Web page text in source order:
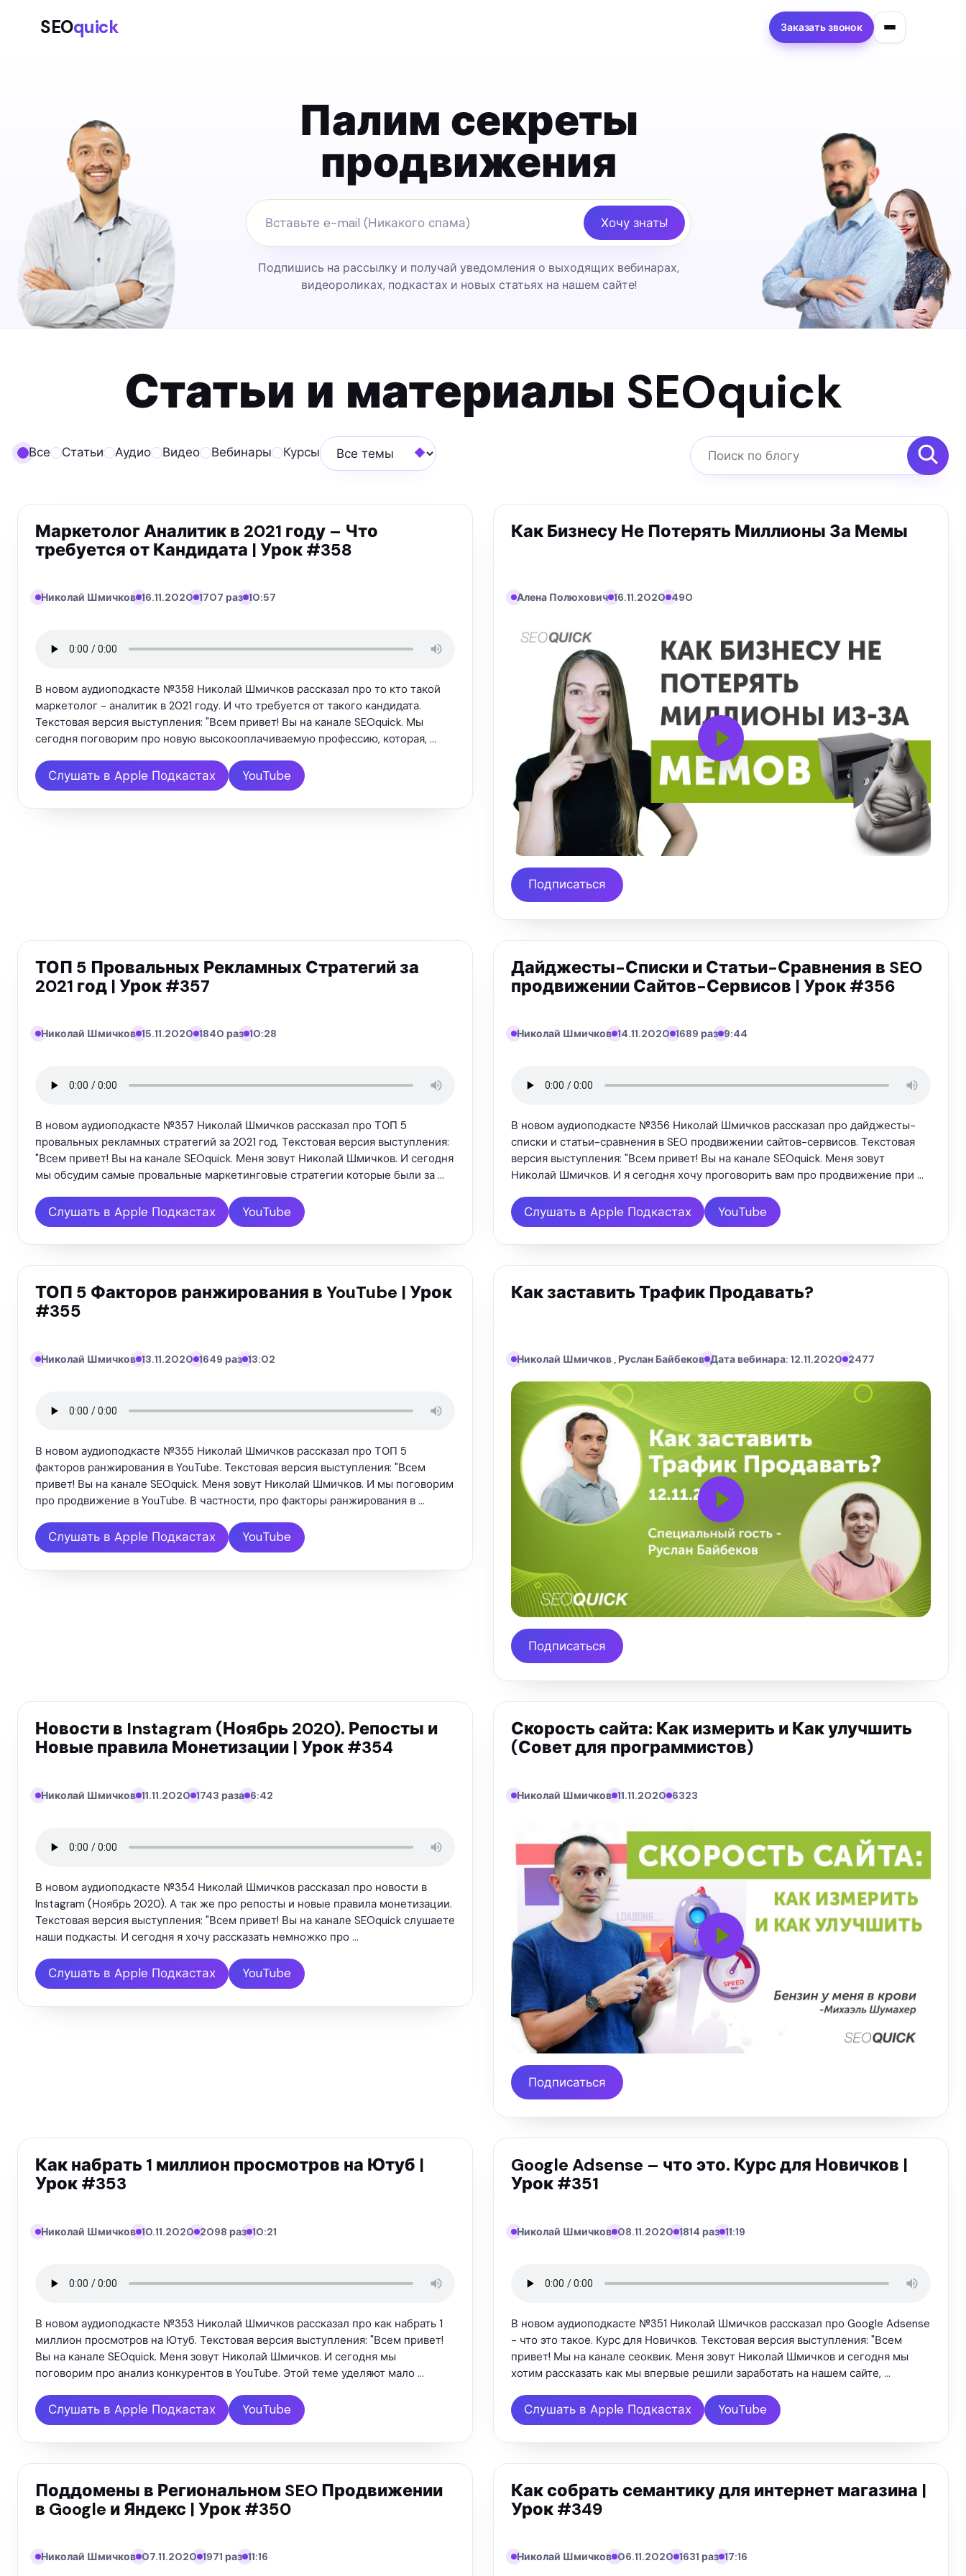
SEOquick Заказать звонок
Палим секреты
продвижения
Хочу знать!
Подпишись на рассылку и получай уведомления о выходящих вебинарах,
видеороликах, подкастах и новых статьях на нашем сайте!
Статьи и материалы SEOquick
Все Статьи Аудио Видео Вебинары Курсы
Все темы
Поиск по блогу
Маркетолог Аналитик в 2021 году – Что
требуется от Кандидата | Урок #358
Николай Шмичков 16.11.2020 1707 раз 10:57
В новом аудиоподкасте №358 Николай Шмичков рассказал про то кто такой
маркетолог - аналитик в 2021 году. И что требуется от такого кандидата.
Текстовая версия выступления: "Всем привет! Вы на канале SEOquick. Мы
сегодня поговорим про новую высокооплачиваемую профессию, которая, …
Слушать в Apple Подкастах YouTube
Как Бизнесу Не Потерять Миллионы За Мемы
Алена Полюхович 16.11.2020 490
Подписаться
ТОП 5 Провальных Рекламных Стратегий за
2021 год | Урок #357
Николай Шмичков 15.11.2020 1840 раз 10:28
В новом аудиоподкасте №357 Николай Шмичков рассказал про ТОП 5
провальных рекламных стратегий за 2021 год. Текстовая версия выступления:
"Всем привет! Вы на канале SEOquick. Меня зовут Николай Шмичков. И сегодня
мы обсудим самые провальные маркетинговые стратегии которые были за …
Слушать в Apple Подкастах YouTube
Дайджесты-Списки и Статьи-Сравнения в SEO
продвижении Сайтов-Сервисов | Урок #356
Николай Шмичков 14.11.2020 1689 раз 9:44
В новом аудиоподкасте №356 Николай Шмичков рассказал про дайджесты-
списки и статьи-сравнения в SEO продвижении сайтов-сервисов. Текстовая
версия выступления: "Всем привет! Вы на канале SEOquick. Меня зовут
Николай Шмичков. И я сегодня хочу проговорить вам про продвижение при …
Слушать в Apple Подкастах YouTube
ТОП 5 Факторов ранжирования в YouTube | Урок
#355
Николай Шмичков 13.11.2020 1649 раз 13:02
В новом аудиоподкасте №355 Николай Шмичков рассказал про ТОП 5
факторов ранжирования в YouTube. Текстовая версия выступления: "Всем
привет! Вы на канале SEOquick. Меня зовут Николай Шмичков. И мы поговорим
про продвижение в YouTube. В частности, про факторы ранжирования в …
Слушать в Apple Подкастах YouTube
Как заставить Трафик Продавать?
Николай Шмичков , Руслан Байбеков Дата вебинара: 12.11.2020 2477
Подписаться
Новости в Instagram (Ноябрь 2020). Репосты и
Новые правила Монетизации | Урок #354
Николай Шмичков 11.11.2020 1743 раза 6:42
В новом аудиоподкасте №354 Николай Шмичков рассказал про новости в
Instagram (Ноябрь 2020). А так же про репосты и новые правила монетизации.
Текстовая версия выступления: "Всем привет! Вы на канале SEOquick слушаете
наши подкасты. И сегодня я хочу рассказать немножко про …
Слушать в Apple Подкастах YouTube
Скорость сайта: Как измерить и Как улучшить
(Совет для программистов)
Николай Шмичков 11.11.2020 6323
Подписаться
Как набрать 1 миллион просмотров на Ютуб |
Урок #353
Николай Шмичков 10.11.2020 2098 раз 10:21
В новом аудиоподкасте №353 Николай Шмичков рассказал про как набрать 1
миллион просмотров на Ютуб. Текстовая версия выступления: "Всем привет!
Вы на канале SEOquick. Меня зовут Николай Шмичков. И сегодня мы
поговорим про анализ конкурентов в YouTube. Этой теме уделяют мало …
Слушать в Apple Подкастах YouTube
Google Adsense – что это. Курс для Новичков |
Урок #351
Николай Шмичков 08.11.2020 1814 раз 11:19
В новом аудиоподкасте №351 Николай Шмичков рассказал про Google Adsense
- что это такое. Курс для Новичков. Текстовая версия выступления: "Всем
привет! Мы на канале сеоквик. Меня зовут Николай Шмичков и сегодня мы
хотим рассказать как мы впервые решили заработать на нашем сайте, …
Слушать в Apple Подкастах YouTube
Поддомены в Региональном SEO Продвижении
в Google и Яндекс | Урок #350
Николай Шмичков 07.11.2020 1971 раз 11:16
Как собрать семантику для интернет магазина |
Урок #349
Николай Шмичков 06.11.2020 1631 раз 17:16